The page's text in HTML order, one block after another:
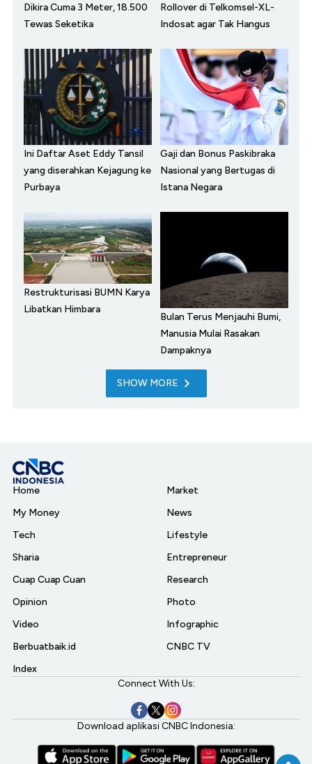
Dikira Cuma 3 Meter, 18.500
Tewas Seketika
Rollover di Telkomsel-XL-
Indosat agar Tak Hangus
Ini Daftar Aset Eddy Tansil
yang diserahkan Kejagung ke
Purbaya
Gaji dan Bonus Paskibraka
Nasional yang Bertugas di
Istana Negara
Restrukturisasi BUMN Karya
Libatkan Himbara
Bulan Terus Menjauhi Bumi,
Manusia Mulai Rasakan
Dampaknya
SHOW MORE
Home
My Money
Tech
Sharia
Cuap Cuap Cuan
Opinion
Video
Berbuatbaik.id
Index
Market
News
Lifestyle
Entrepreneur
Research
Photo
Infographic
CNBC TV
Connect With Us:
Download aplikasi CNBC Indonesia: